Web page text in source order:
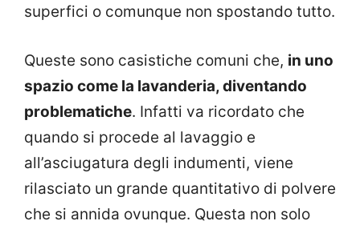
superfici o comunque non spostando tutto.
Queste sono casistiche comuni che, in uno
spazio come la lavanderia, diventando
problematiche. Infatti va ricordato che
quando si procede al lavaggio e
all’asciugatura degli indumenti, viene
rilasciato un grande quantitativo di polvere
che si annida ovunque. Questa non solo